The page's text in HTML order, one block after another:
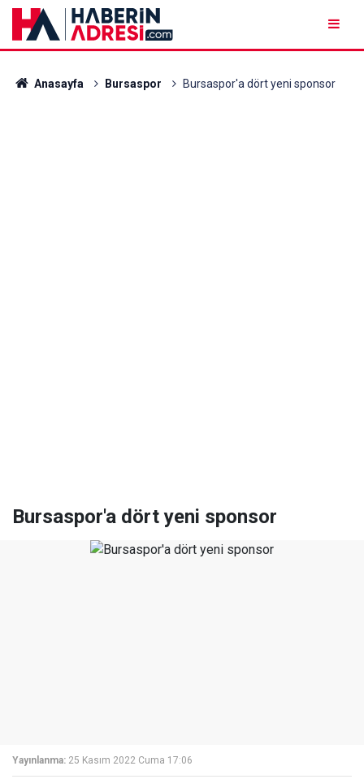
Anasayfa Bursaspor Bursaspor'a dört yeni sponsor
Bursaspor'a dört yeni sponsor
Yayınlanma: 25 Kasım 2022 Cuma 17:06